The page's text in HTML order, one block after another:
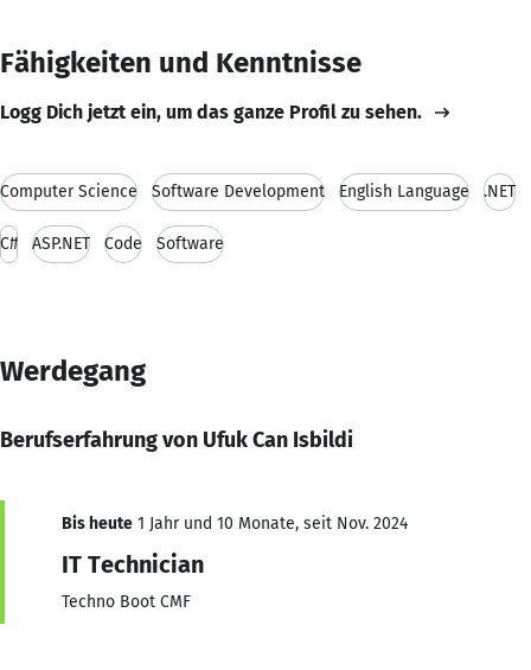
Fähigkeiten und Kenntnisse
Logg Dich jetzt ein, um das ganze Profil zu sehen.
Computer Science Software Development English Language .NET
C# ASP.NET Code Software
Werdegang
Berufserfahrung von Ufuk Can Isbildi
Bis heute 1 Jahr und 10 Monate, seit Nov. 2024
IT Technician
Techno Boot CMF